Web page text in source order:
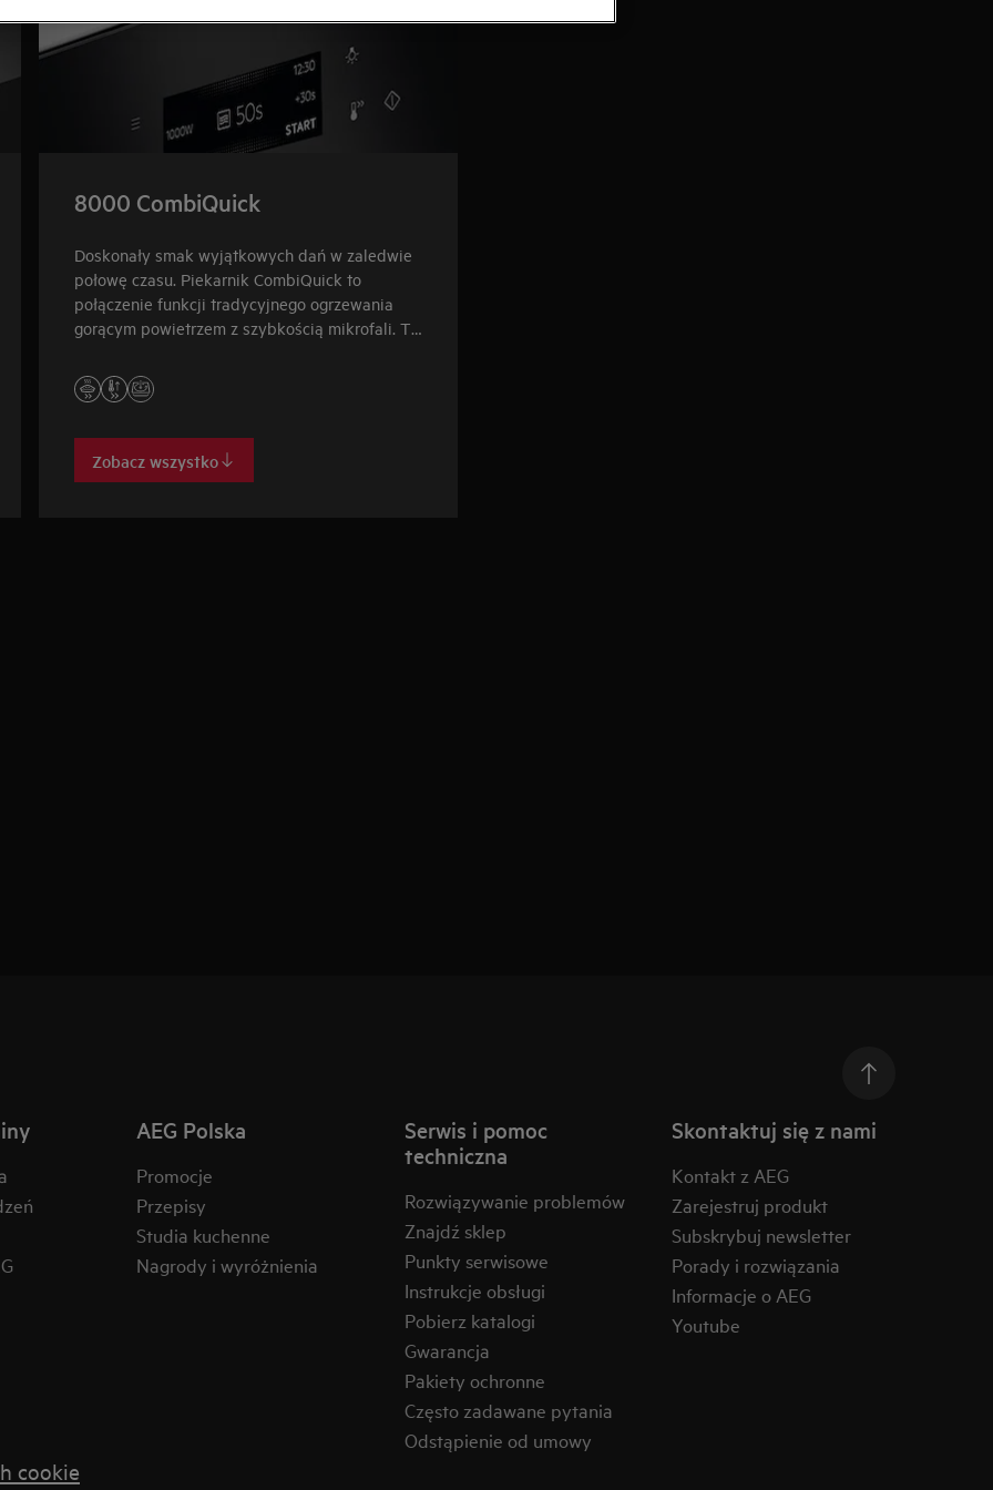
8000 CombiQuick
Doskonały smak wyjątkowych dań w zaledwie
połowę czasu. Piekarnik CombiQuick to
połączenie funkcji tradycyjnego ogrzewania
gorącym powietrzem z szybkością mikrofali. To
niewielkich rozmiarach.
Zobacz wszystko
AEG Polska
Promocje
Przepisy
Studia kuchenne
Nagrody i wyróżnienia
Serwis i pomoc
techniczna
Rozwiązywanie problemów
Znajdź sklep
Punkty serwisowe
Instrukcje obsługi
Pobierz katalogi
Gwarancja
Pakiety ochronne
Często zadawane pytania
Odstąpienie od umowy
Skontaktuj się z nami
Kontakt z AEG
Zarejestruj produkt
Subskrybuj newsletter
Porady i rozwiązania
Informacje o AEG
Youtube
cookie